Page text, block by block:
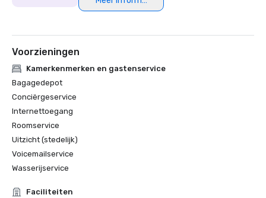
Milieukwaliteitsbevordering, Ministerie van Natuurlijke
• 'Travellers' Choice Award Hotel 2020' - TripAdvisor
Voorzieningen
Kamerkenmerken en gastenservice
Bagagedepot
Conciërgeservice
Internettoegang
Roomservice
Uitzicht (stedelijk)
Voicemailservice
Wasserijservice
Faciliteiten